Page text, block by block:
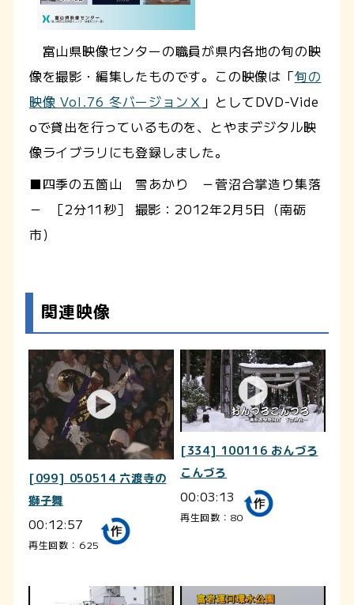
富山県映像センターの職員が県内各地の旬の映
像を撮影・編集したものです。この映像は「旬の
映像 Vol.76 冬バージョンⅩ 」としてDVD-Vide
oで貸出を行っているものを、とやまデジタル映
像ライブラリにも登録しました。
■四季の五箇山 雪あかり －菅沼合掌造り集落
－ ［2分11秒］ 撮影：2012年2月5日（南砺
市）
関連映像
[099] 050514 六渡寺の
獅子舞
00:12:57
再生回数：625
[334] 100116 おんづろ
こんづろ
00:03:13
再生回数：80